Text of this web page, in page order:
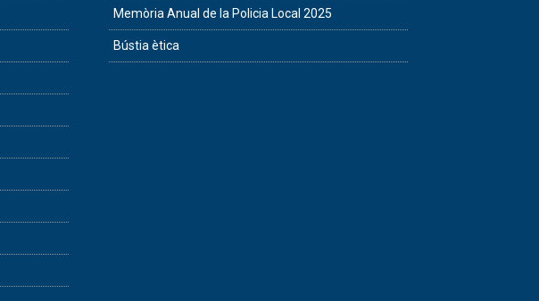
Memòria Anual de la Policia Local 2025
Bústia ètica